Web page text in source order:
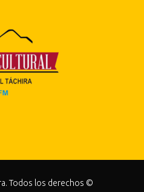
Todos los derechos ©